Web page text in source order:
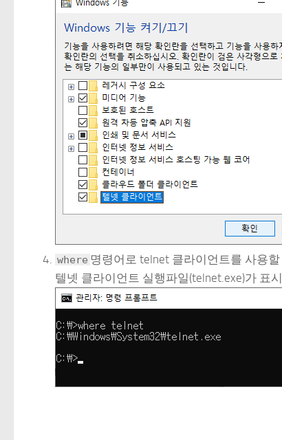
where 명령어로 telnet 클라이언트를 사용
텔넷 클라이언트 실행파일(telnet.exe)가 표